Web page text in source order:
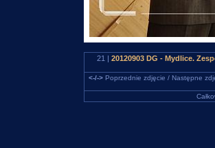
21 | 20120903 DG - Mydlice.
<-/->Poprzednie zdjęcie / Następne